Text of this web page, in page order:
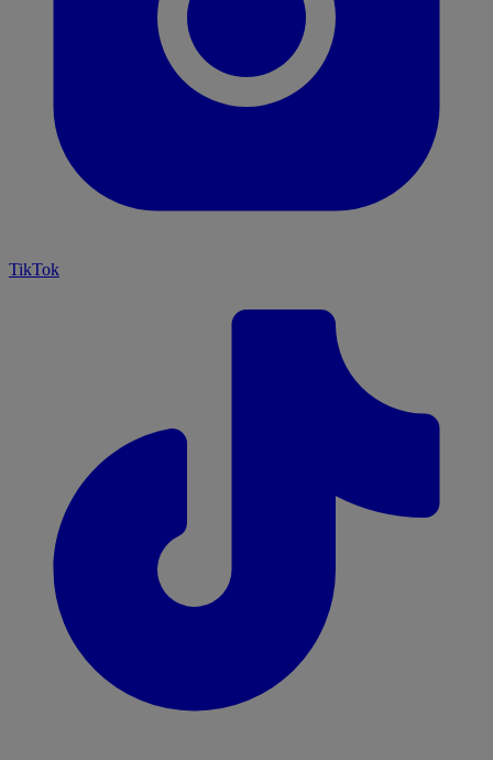
TikTok